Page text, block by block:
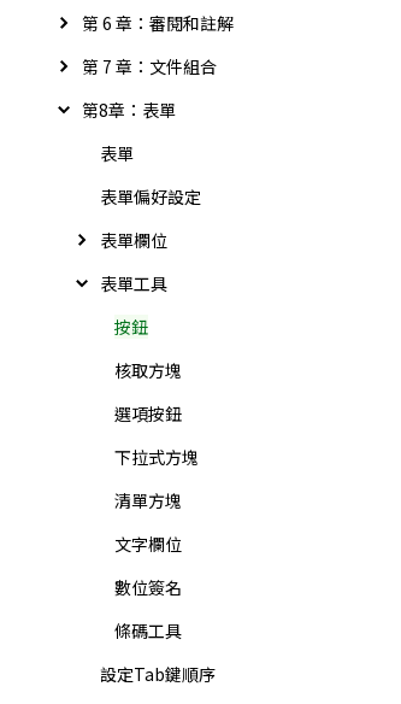
第 6 章：審閱和註解
第 7 章：文件組合
第8章：表單
表單
表單偏好設定
表單欄位
表單工具
按鈕
核取方塊
選項按鈕
下拉式方塊
清單方塊
文字欄位
數位簽名
條碼工具
設定Tab鍵順序